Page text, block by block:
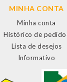
MINHA CONTA
Minha conta
Histórico de
Lista de desejos
Informativo